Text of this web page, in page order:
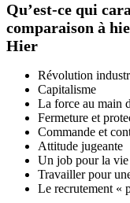
Qu’est-ce qui
comparaison à
Hier
Révolution
Capitalisme
La force au main
Fermeture et
Commande et
Attitude jugeante
Un job pour la vie
Travailler pour
Le recrutement «